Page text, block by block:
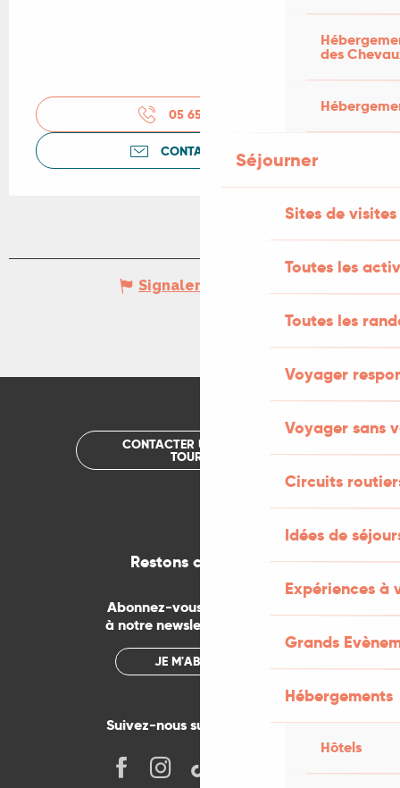
des
Séjourner
Sites de visites
Toutes les
Toutes les
Voyager
Voyager sans
Circuits
Idées de
Expériences à
Grands
Hébergements
Hôtels
05 65 20 06
CONTACTEZ-NOUS
Signaler une erreur
CONTACTER UN OFFICE DE
TOURISME
Restons connectés
Abonnez-vous gratuitement
à notre newsletter mensuelle
JE M'ABONNE
Suivez-nous sur les réseaux !